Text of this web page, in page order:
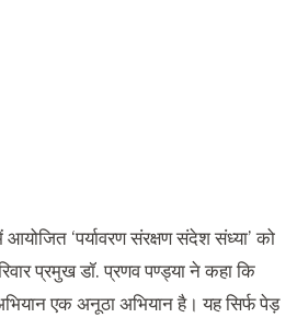
‘पर्यावरण संरक्षण संदेश संध्या’ को
प्रमुख डॉ. प्रणव पण्ड्या ने कहा कि
अभियान एक अनूठा अभियान है। यह सिर्फ पेड़